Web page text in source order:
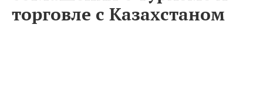
торговле с Казахстаном